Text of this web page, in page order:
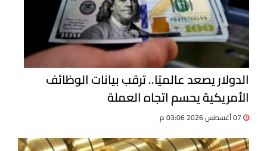
الدولار يصعد عالميًا.. ترقب بيانات الوظائف
الأمريكية يحسم اتجاه العملة